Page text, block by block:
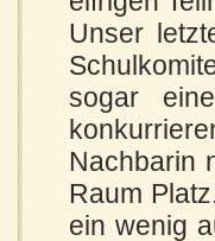
Unser
sogar
Nachbarin
Raum
ein wenig